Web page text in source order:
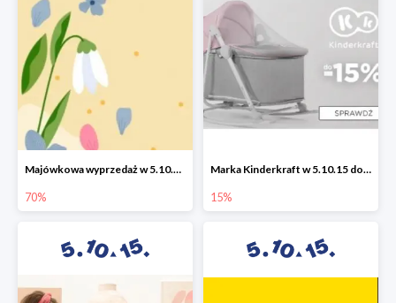
Majówkowa wyprzedaż w 5.10.15 do -70%
70%
Marka Kinderkraft w 5.10.15 do -15%
15%